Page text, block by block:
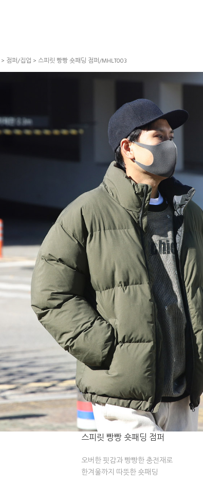
> 점퍼/집업 > 스피릿 빵빵 숏패딩 점퍼/MHLT003
스피릿 빵빵 숏패딩 점퍼
오버한 핏감과 빵빵한 충전재로
한겨울까지 따뜻한 숏패딩